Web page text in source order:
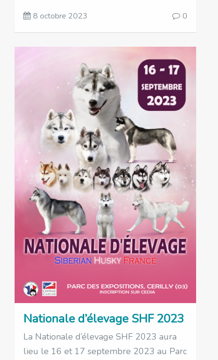
8 octobre 2023 0
Nationale d’élevage SHF 2023
La Nationale d’élevage SHF 2023 aura
lieu le 16 et 17 septembre 2023 au Parc